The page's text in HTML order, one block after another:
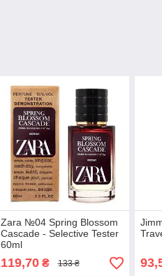
Zara №04 Spring Blossom
Cascade - Selective Tester
60ml
119,70₴ 133 ₴